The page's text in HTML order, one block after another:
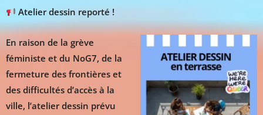
Atelier dessin reporté !
En raison de la grève
féministe et du NoG7, de la
fermeture des frontières et
des difficultés d’accès à la
ville, l’atelier dessin prévu